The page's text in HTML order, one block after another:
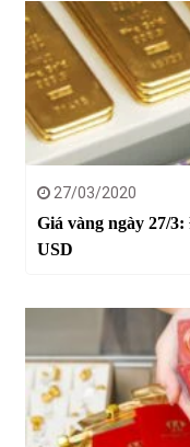
27/03/2020
Giá vàng ngày 27/
USD